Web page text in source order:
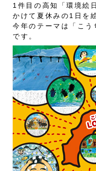
1件目の高知「環境絵
かけて夏休みの1日を
今年のテーマは「こ
です。